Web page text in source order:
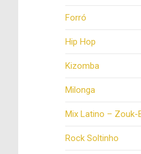
Forró
Hip Hop
Kizomba
Milonga
Mix Latino – Zouk-
Rock Soltinho